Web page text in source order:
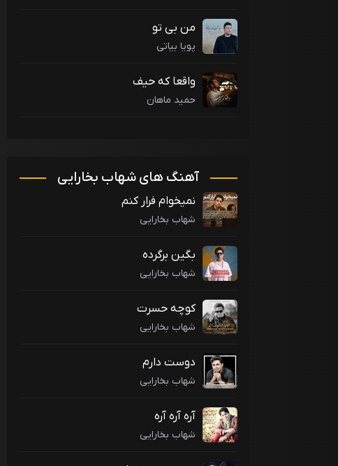
من بی تو
پویا بیاتی
واقعا که حیف
حمید ماهان
آهنگ های شهاب بخارایی
نمیخوام فرار کنم
شهاب بخارایی
بگین برگرده
شهاب بخارایی
کوچه حسرت
شهاب بخارایی
دوست دارم
شهاب بخارایی
آره آره آره
شهاب بخارایی